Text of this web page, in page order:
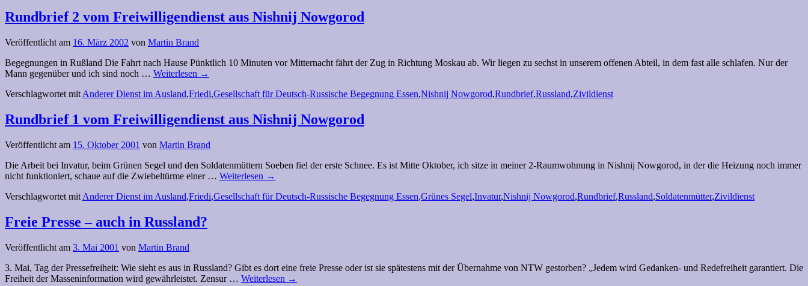
Rundbrief 2 vom Freiwilligendienst aus Nishnij Nowgorod
Veröffentlicht am 16. März 2002 von Martin Brand
Begegnungen in Rußland Die Fahrt nach Hause Pünktlich 10 Minuten vor Mitternacht fährt der Zug in Richtung Moskau ab. Wir liegen zu sechst in unserem offenen Abteil, in dem fast alle schlafen. Nur der
Mann gegenüber und ich sind noch … Weiterlesen →
Verschlagwortet mit Anderer Dienst im Ausland,Friedi,Gesellschaft für Deutsch-Russische Begegnung Essen,Nishnij Nowgorod,Rundbrief,Russland,Zivildienst
Rundbrief 1 vom Freiwilligendienst aus Nishnij Nowgorod
Veröffentlicht am 15. Oktober 2001 von Martin Brand
Die Arbeit bei Invatur, beim Grünen Segel und den Soldatenmüttern Soeben fiel der erste Schnee. Es ist Mitte Oktober, ich sitze in meiner 2-Raumwohnung in Nishnij Nowgorod, in der die Heizung noch immer
nicht funktioniert, schaue auf die Zwiebeltürme einer … Weiterlesen →
Verschlagwortet mit Anderer Dienst im Ausland,Friedi,Gesellschaft für Deutsch-Russische Begegnung Essen,Grünes Segel,Invatur,Nishnij Nowgorod,Rundbrief,Russland,Soldatenmütter,Zivildienst
Freie Presse – auch in Russland?
Veröffentlicht am 3. Mai 2001 von Martin Brand
3. Mai, Tag der Pressefreiheit: Wie sieht es aus in Russland? Gibt es dort eine freie Presse oder ist sie spätestens mit der Übernahme von NTW gestorben? „Jedem wird Gedanken- und Redefreiheit garantiert. Die
Freiheit der Masseninformation wird gewährleistet. Zensur … Weiterlesen →